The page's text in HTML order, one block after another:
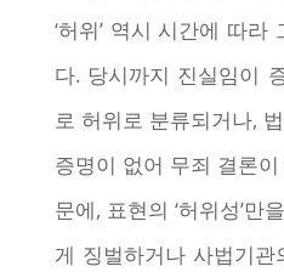
‘허위’ 역시 시간에 따
다. 당시까지 진실임이
로 허위로 분류되거나,
증명이 없어 무죄 결론
문에, 표현의 ‘허위성’만
게 징벌하거나 사법기